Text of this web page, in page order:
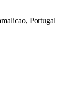
, Portugal